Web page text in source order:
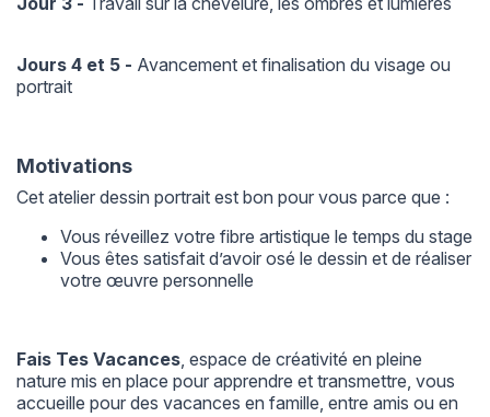
Jours 4 et 5 - Avancement et finalisation du visage ou
portrait
Motivations
Cet atelier dessin portrait est bon pour vous parce que :
Vous réveillez votre fibre artistique le temps du stage
Vous êtes satisfait d’avoir osé le dessin et de réaliser
votre œuvre personnelle
Fais Tes Vacances , espace de créativité en pleine
nature mis en place pour apprendre et transmettre, vous
accueille pour des vacances en famille, entre amis ou en